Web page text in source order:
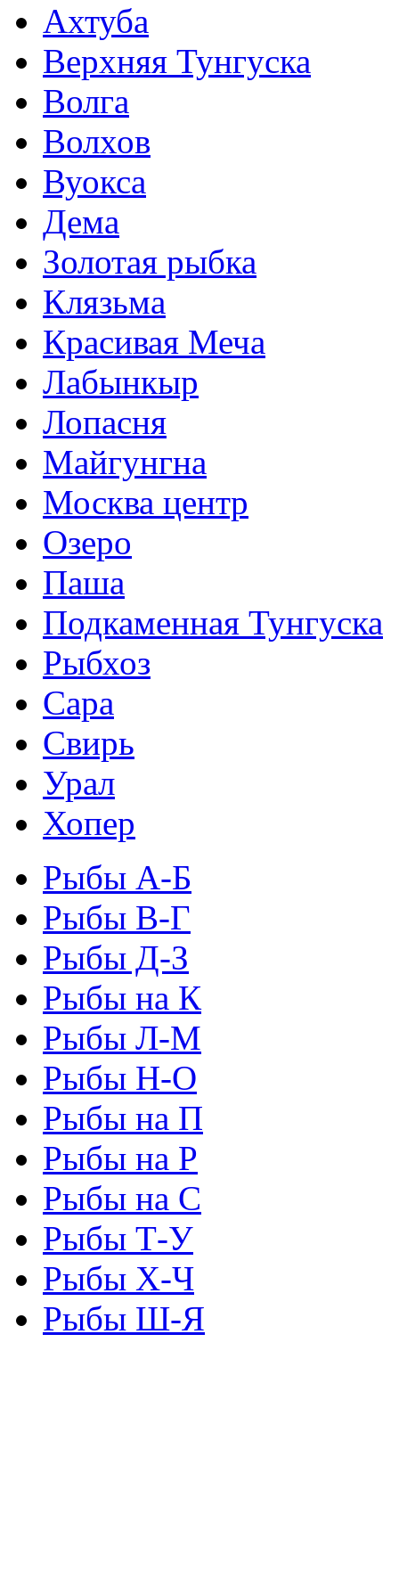
Ахтуба
Верхняя Тунгуска
Волга
Волхов
Вуокса
Дема
Золотая рыбка
Клязьма
Красивая Меча
Лабынкыр
Лопасня
Майгунгна
Москва центр
Озеро
Паша
Подкаменная Тунгуска
Рыбхоз
Сара
Свирь
Урал
Хопер
Рыбы А-Б
Рыбы В-Г
Рыбы Д-З
Рыбы на К
Рыбы Л-М
Рыбы Н-О
Рыбы на П
Рыбы на Р
Рыбы на С
Рыбы Т-У
Рыбы Х-Ч
Рыбы Ш-Я